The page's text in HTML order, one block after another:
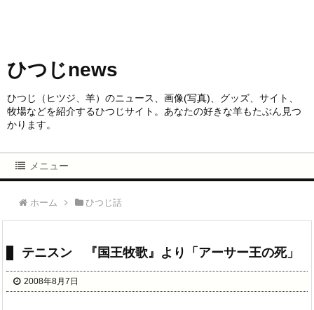
ひつじnews
ひつじ（ヒツジ、羊）のニュース、画像(写真)、グッズ、サイト、
牧場などを紹介するひつじサイト。あなたの好きな羊もたぶん見つ
かります。
メニュー
ホーム ひつじ話
テニスン 『国王牧歌』より「アーサー王の死」
2008年8月7日